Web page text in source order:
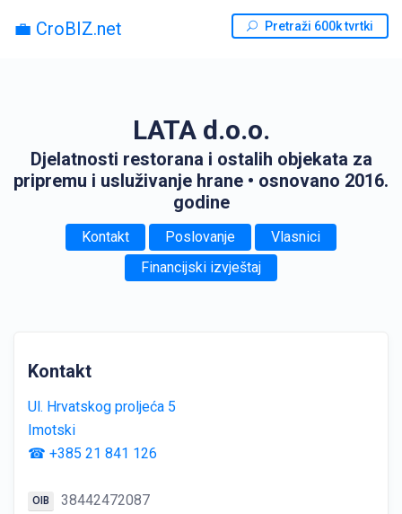
💼 CroBIZ.net Pretraži 600k tvrtki
LATA d.o.o.
Djelatnosti restorana i ostalih objekata za
pripremu i usluživanje hrane • osnovano 2016.
godine
Kontakt Poslovanje
Vlasnici
Financijski izvještaj
Kontakt
Ul. Hrvatskog proljeća 5
Imotski
☎ +385 21 841 126
OIB 38442472087